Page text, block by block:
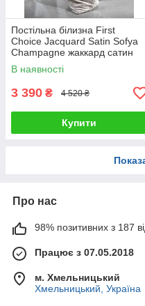
Постільна білизна First
Choice Jacquard Satin Sofya
Champagne жаккард сатин
сатин Туреччина 200х220см
В наявності
3 390 ₴ 4 520 ₴
Купити
Про нас
98% позитивних з 187
Працює з 07.05.2018
м. Хмельницький
Хмельницький, Україна